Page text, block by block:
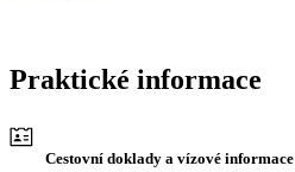
Praktické informace
Cestovní doklady a vízové informace